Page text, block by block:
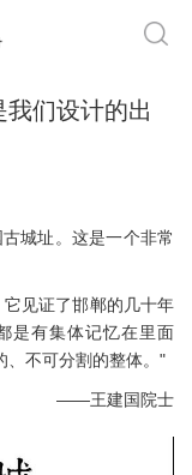
们设计的出
城址。这是一个非常
见证了邯郸的几十年
是有集体记忆在里面
、不可分割的整体。"
——王建国院士